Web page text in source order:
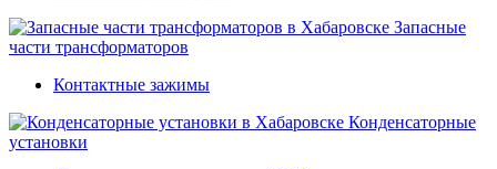
Запасные
части трансформаторов
Контактные зажимы
Конденсаторные
установки